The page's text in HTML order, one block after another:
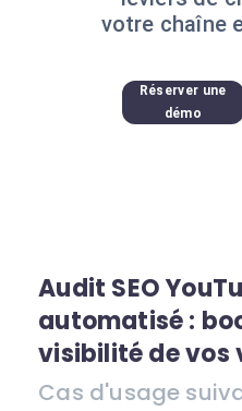
votre chaîne
Réserver une
démo
Audit SEO
automatisé :
visibilité de vos
Cas d'usage